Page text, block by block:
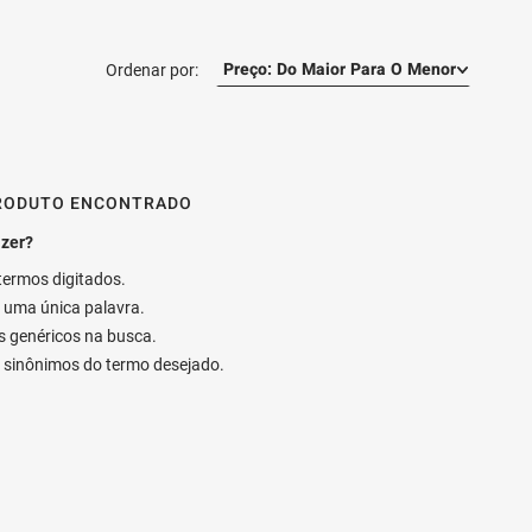
Preço: Do Maior Para O Menor
ENCONTRADO
digitados.
única palavra.
genéricos na busca.
do termo desejado.